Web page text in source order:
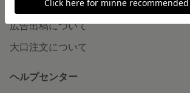
企業の方へ
広告出稿について
大口注文について
ヘルプセンター